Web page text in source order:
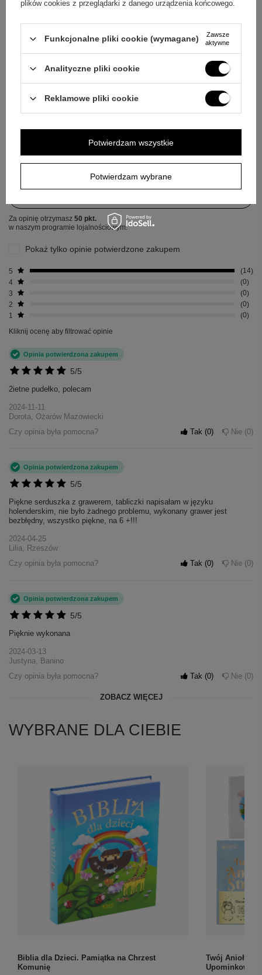
+2
Wyślij
OPINIE
5.00
Liczba wystawionych opinii: 14
Za opinię otrzymasz 50 pkt.
w naszym programie lojalnościowym.
Pokaż tylko opinie potwierdzone zakupem
5
14
4
0
3
0
2
0
1
0
Kliknij ocenę aby filtrować opinie
5/5
Opinia potwierdzona zakupem
2ietne pudełko, polecam
2024-11-11
Dorota, Ożarów Mazowiecki
Czy opinia była pomocna?
Tak 0 Nie 0
5/5
Opinia potwierdzona zakupem
Piękne serduszka z grawerem, tabliczki napisałam w języku
holenderskim, nie było żadnego problemu, wykonany grawer jest
bezbłędny, wszystko piękne, na 6 +!!!
2024-04-25
Lilia, Rzeszów
Czy opinia była pomocna?
Tak 0 Nie 0
5/5
Opinia potwierdzona zakupem
Pięknie wykonana
2024-03-13
Justyna, Banino
Czy opinia była pomocna?
Tak 0 Nie 0
ZOBACZ WIĘCEJ
WYBRANE DLA CIEBIE
Biblia dla Dzieci. Pamiątka na Chrzest
Komunię
Twój Anioł
Upominkowy z
plików cookies z przeglądarki z danego urządzenia końcowego.
Funkcjonalne pliki cookie (wymagane)
Zawsze
aktywne
Analityczne pliki cookie
Reklamowe pliki cookie
Potwierdzam wybrane
Potwierdzam wszystkie